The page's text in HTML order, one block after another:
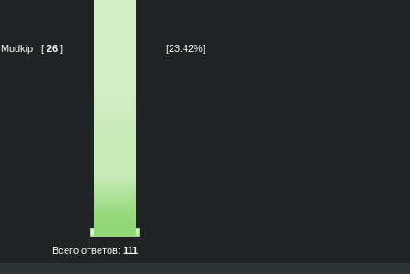
Mudkip [ 26 ] [23.42%]
Всего ответов: 111